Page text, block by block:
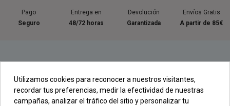
Pago
Seguro
Entrega en
48/72 horas
Devolución
Garantizada
Envíos Gratis
A partir de 85€
Contacta con nosotros
Utilizamos cookies para reconocer a nuestros visitantes,
recordar tus preferencias, medir la efectividad de nuestras
campañas, analizar el tráfico del sitio y personalizar tu